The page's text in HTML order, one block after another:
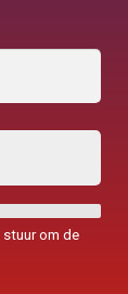
stuur om de